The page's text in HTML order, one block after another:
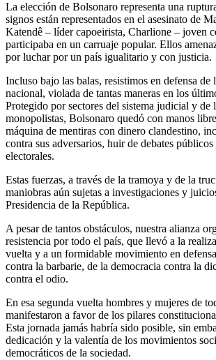
La elección de Bolsonaro representa una
signos están representados en el asesinato de
Katendê – líder capoeirista, Charlione – joven
participaba en un carruaje popular. Ellos
por luchar por un país igualitario y con justicia.
Incluso bajo las balas, resistimos en defensa de
nacional, violada de tantas maneras en los
Protegido por sectores del sistema judicial y de
monopolistas, Bolsonaro quedó con manos
máquina de mentiras con dinero clandestino,
contra sus adversarios, huir de debates
electorales.
Estas fuerzas, a través de la tramoya y de la
maniobras aún sujetas a investigaciones y
Presidencia de la República.
A pesar de tantos obstáculos, nuestra alianza
resistencia por todo el país, que llevó a la
vuelta y a un formidable movimiento en
contra la barbarie, de la democracia contra la
contra el odio.
En esa segunda vuelta hombres y mujeres de
manifestaron a favor de los pilares
Esta jornada jamás habría sido posible, sin
dedicación y la valentía de los movimientos
democráticos de la sociedad.